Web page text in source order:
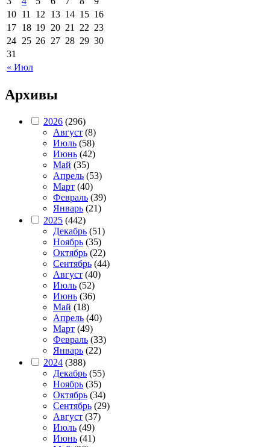
« Июл
10 11 12 13 14 15 16
17 18 19 20 21 22 23
24 25 26 27 28 29 30
31
Архивы
2026 (296)
Август (8)
Июль (58)
Июнь (42)
Май (35)
Апрель (53)
Март (40)
Февраль (39)
Январь (21)
2025 (442)
Декабрь (51)
Ноябрь (35)
Октябрь (22)
Сентябрь (44)
Август (40)
Июль (52)
Июнь (36)
Май (18)
Апрель (40)
Март (49)
Февраль (33)
Январь (22)
2024 (388)
Декабрь (55)
Ноябрь (35)
Октябрь (34)
Сентябрь (29)
Август (37)
Июль (49)
Июнь (41)